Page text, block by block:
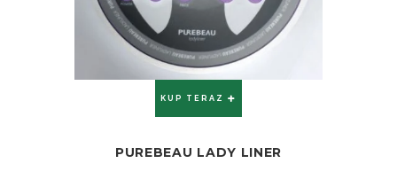
ZOBACZ
KUP TERAZ
PUREBEAU LADY LINER